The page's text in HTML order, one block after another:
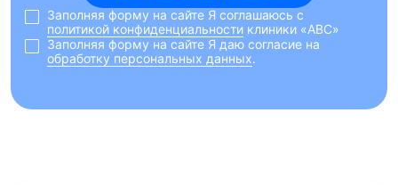
Заполняя форму на сайте Я соглашаюсь с
политикой конфиденциальности клиники «ABC»
Заполняя форму на сайте Я даю согласие на
обработку персональных данных.